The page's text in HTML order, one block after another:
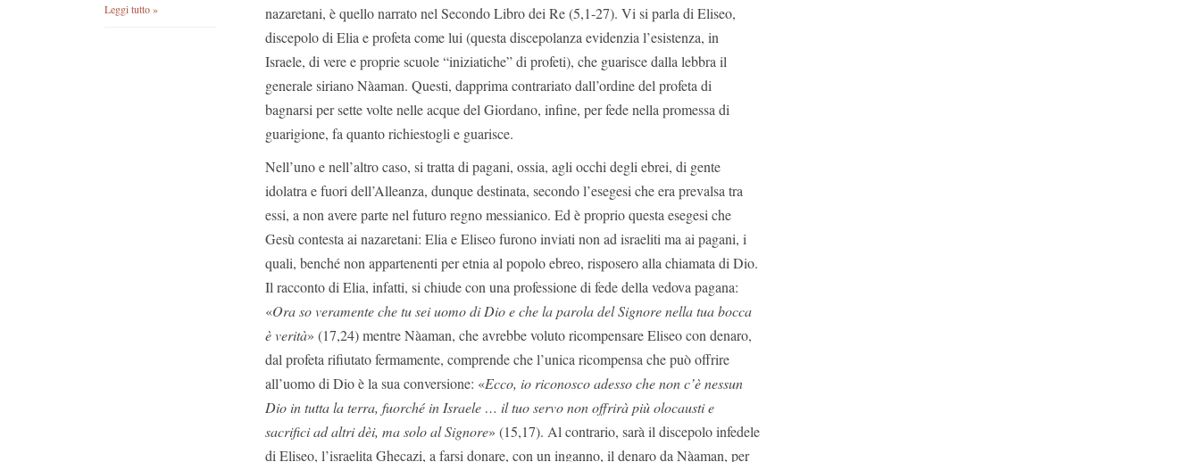
Leggi tutto »
nazaretani, è quello narrato nel Secondo Libro dei Re (5,1-27). Vi si parla di Eliseo,
discepolo di Elia e profeta come lui (questa discepolanza evidenzia l’esistenza, in
Israele, di vere e proprie scuole “iniziatiche” di profeti), che guarisce dalla lebbra il
generale siriano Nàaman. Questi, dapprima contrariato dall’ordine del profeta di
bagnarsi per sette volte nelle acque del Giordano, infine, per fede nella promessa di
guarigione, fa quanto richiestogli e guarisce.
Nell’uno e nell’altro caso, si tratta di pagani, ossia, agli occhi degli ebrei, di gente
idolatra e fuori dell’Alleanza, dunque destinata, secondo l’esegesi che era prevalsa tra
essi, a non avere parte nel futuro regno messianico. Ed è proprio questa esegesi che
Gesù contesta ai nazaretani: Elia e Eliseo furono inviati non ad israeliti ma ai pagani, i
quali, benché non appartenenti per etnia al popolo ebreo, risposero alla chiamata di Dio.
Il racconto di Elia, infatti, si chiude con una professione di fede della vedova pagana:
«Ora so veramente che tu sei uomo di Dio e che la parola del Signore nella tua bocca
è verità» (17,24) mentre Nàaman, che avrebbe voluto ricompensare Eliseo con denaro,
dal profeta rifiutato fermamente, comprende che l’unica ricompensa che può offrire
all’uomo di Dio è la sua conversione: «Ecco, io riconosco adesso che non c’è nessun
Dio in tutta la terra, fuorché in Israele … il tuo servo non offrirà più olocausti e
sacrifici ad altri dèi, ma solo al Signore» (15,17). Al contrario, sarà il discepolo infedele
di Eliseo, l’israelita Ghecazi, a farsi donare, con un inganno, il denaro da Nàaman, per